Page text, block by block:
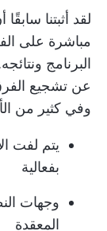
لقد أثبتنا
مباشرة على
البرنامج
عن تشجيع
وفي كثير من
يتم لفت
بفعالية
وجهات
المعقدة